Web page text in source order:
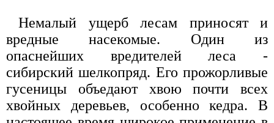
Немалый ущерб лесам приносят и
вредные насекомые. Один из
опаснейших вредителей леса -
сибирский шелкопряд. Его прожорливые
гусеницы объедают хвою почти всех
хвойных деревьев, особенно кедра. В